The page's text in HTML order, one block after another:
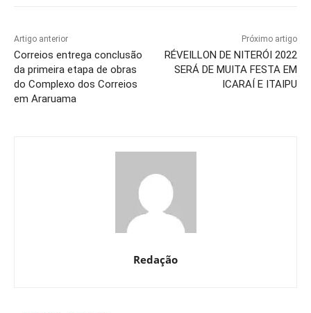
Artigo anterior
Correios entrega conclusão
da primeira etapa de obras
do Complexo dos Correios
em Araruama
Próximo artigo
RÉVEILLON DE NITERÓI 2022
SERÁ DE MUITA FESTA EM
ICARAÍ E ITAIPU
Redação